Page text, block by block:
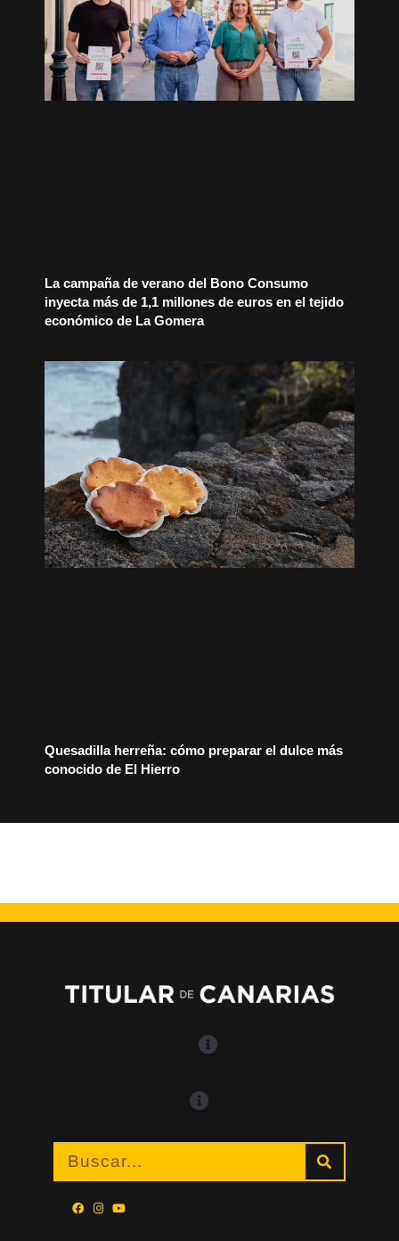
La campaña de verano del Bono Consumo
inyecta más de 1,1 millones de euros en el tejido
económico de La Gomera
Quesadilla herreña: cómo preparar el dulce más
conocido de El Hierro